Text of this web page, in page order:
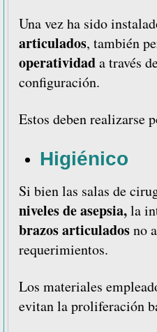
Una vez ha sido
articulados, también
operatividada través
configuración.
Estos deben realizarse
Higiénico
Si bien las salas de
niveles de asepsia,la
brazos articuladosno
requerimientos.
Los materiales
evitan la proliferación